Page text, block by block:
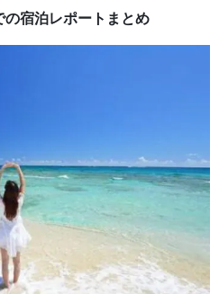
宿泊レポートまとめ